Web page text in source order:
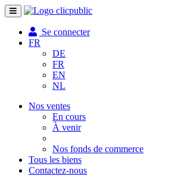
Toggle
navigation
Se connecter
FR
DE
FR
EN
NL
Nos ventes
En cours
À venir
Nos fonds de commerce
Tous les biens
Contactez-nous